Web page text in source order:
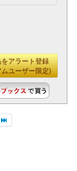
アラート登録
ユーザー限定)